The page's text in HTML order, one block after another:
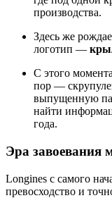
производства.
Здесь же
логотип —
С этого
пор —
выпущенную
найти
года.
Эра завоевания
Longines с самого
превосходство и